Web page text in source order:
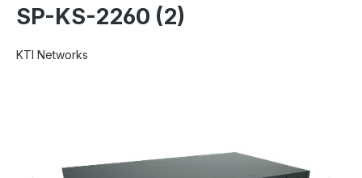
SP-KS-2260 (2)
KTI Networks